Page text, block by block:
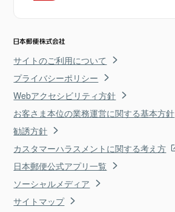
サイトのご利用について
プライバシーポリシー
Webアクセシビリティ方針
お客さま本位の業務運営に関する基本方針
勧誘方針
カスタマーハラスメントに関する考え方
日本郵便公式アプリ一覧
ソーシャルメディア
サイトマップ